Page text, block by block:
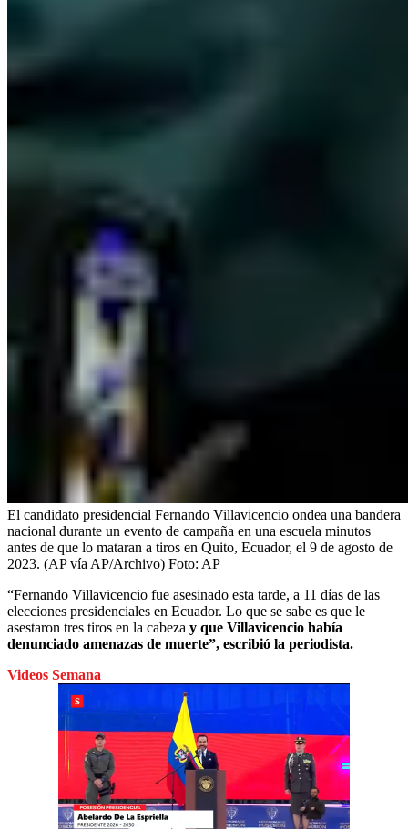
El candidato presidencial Fernando Villavicencio ondea una bandera
nacional durante un evento de campaña en una escuela minutos
antes de que lo mataran a tiros en Quito, Ecuador, el 9 de agosto de
2023. (AP vía AP/Archivo) Foto: AP
“Fernando Villavicencio fue asesinado esta tarde, a 11 días de las
elecciones presidenciales en Ecuador. Lo que se sabe es que le
asestaron tres tiros en la cabeza y que Villavicencio había
denunciado amenazas de muerte”, escribió la periodista.
Videos Semana